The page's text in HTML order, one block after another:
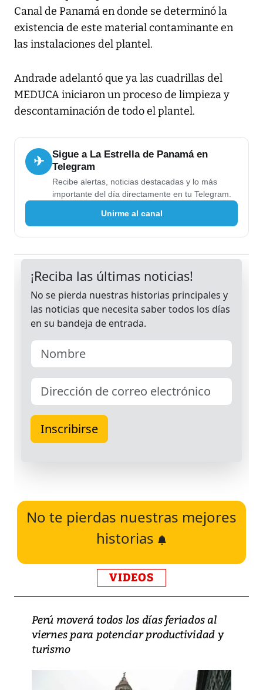
Canal de Panamá en donde se determinó la
existencia de este material contaminante en
las instalaciones del plantel.
Andrade adelantó que ya las cuadrillas del
MEDUCA iniciaron un proceso de limpieza y
descontaminación de todo el plantel.
✈
Sigue a La Estrella de Panamá en
Telegram
Recibe alertas, noticias destacadas y lo más
importante del día directamente en tu Telegram.
Unirme al canal
No te pierdas nuestras mejores
historias
VIDEOS
Perú moverá todos los días feriados al
viernes para potenciar productividad y
turismo